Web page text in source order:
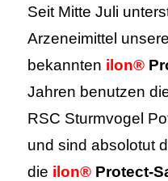
Seit Mitte Juli
Arzeneimittel
bekannten ilon®
Jahren benutzen
RSC Sturmvogel
und sind absolotut
die ilon® Protect-